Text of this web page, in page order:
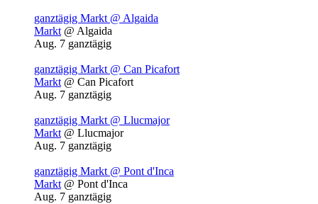
ganztägig Markt @ Algaida
Markt @ Algaida
Aug. 7 ganztägig
ganztägig Markt @ Can Picafort
Markt @ Can Picafort
Aug. 7 ganztägig
ganztägig Markt @ Llucmajor
Markt @ Llucmajor
Aug. 7 ganztägig
ganztägig Markt @ Pont d'Inca
Markt @ Pont d'Inca
Aug. 7 ganztägig